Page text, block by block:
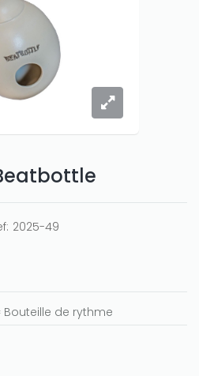
2025-49
de rythme